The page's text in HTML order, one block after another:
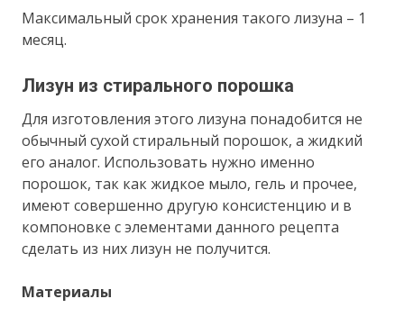
Максимальный срок хранения такого лизуна – 1
месяц.
Лизун из стирального порошка
Для изготовления этого лизуна понадобится не
обычный сухой стиральный порошок, а жидкий
его аналог. Использовать нужно именно
порошок, так как жидкое мыло, гель и прочее,
имеют совершенно другую консистенцию и в
компоновке с элементами данного рецепта
сделать из них лизун не получится.
Материалы